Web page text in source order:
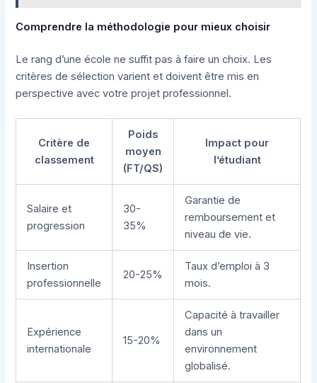
Comprendre la méthodologie pour mieux choisir
Le rang d’une école ne suffit pas à faire un choix. Les
critères de sélection varient et doivent être mis en
perspective avec votre projet professionnel.
Critère de
classement
Poids
moyen
(FT/QS)
Impact pour
l’étudiant
Salaire et
progression
30-
35%
Garantie de
remboursement et
niveau de vie.
Insertion
professionnelle
20-25%
Taux d’emploi à 3
mois.
Expérience
internationale
15-20%
Capacité à travailler
dans un
environnement
globalisé.